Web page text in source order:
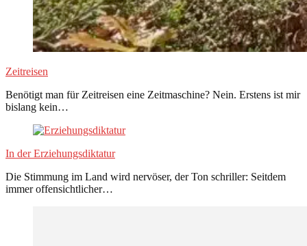
Zeitreisen
Benötigt man für Zeitreisen eine Zeitmaschine? Nein. Erstens ist mir
bislang kein…
In der Erziehungsdiktatur
Die Stimmung im Land wird nervöser, der Ton schriller: Seitdem
immer offensichtlicher…